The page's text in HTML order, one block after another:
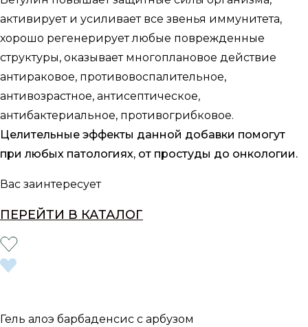
активирует и усиливает все звенья иммунитета,
хорошо регенерирует любые поврежденные
структуры, оказывает многоплановое действие
антираковое, противовоспалительное,
антивозрастное, антисептическое,
антибактериальное, противогрибковое.
Целительные эффекты данной добавки помогут
при любых патологиях, от простуды до онкологии.
Вас заинтересует
ПЕРЕЙТИ В КАТАЛОГ
Гель алоэ барбаденсис с арбузом